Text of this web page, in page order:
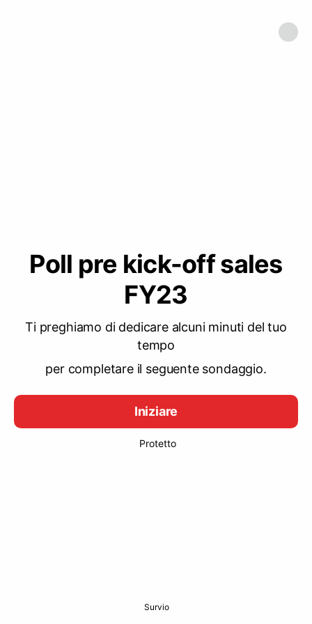
Poll pre kick-off sales
FY23
Ti preghiamo di dedicare alcuni minuti del tuo
tempo
per completare il seguente sondaggio.
Iniziare
Protetto
Survio